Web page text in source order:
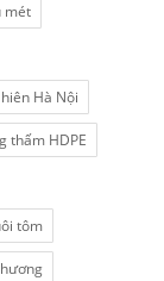
mét
Hà Nội
thấm HDPE
tôm